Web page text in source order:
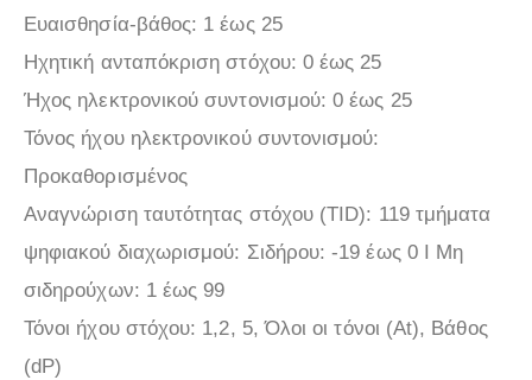
Ευαισθησία-βάθος: 1 έως 25
Ηχητική ανταπόκριση στόχου: 0 έως 25
Ήχος ηλεκτρονικού συντονισμού: 0 έως 25
Τόνος ήχου ηλεκτρονικού συντονισμού:
Προκαθορισμένος
Αναγνώριση ταυτότητας στόχου (TID): 119 τμήματα
ψηφιακού διαχωρισμού: Σιδήρου: -19 έως 0 I Μη
σιδηρούχων: 1 έως 99
Τόνοι ήχου στόχου: 1,2, 5, Όλοι οι τόνοι (At), Βάθος
(dP)